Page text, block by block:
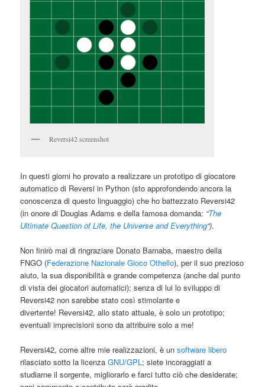
Reversi42 screenshot
In questi giorni ho provato a realizzare un prototipo di giocatore
automatico di Reversi in Python (sto approfondendo ancora la
conoscenza di questo linguaggio) che ho battezzato Reversi42
(in onore di Douglas Adams e della famosa domanda: “The
Ultimate Question of Life, the Universe and Everything“).
Non finirò mai di ringraziare Donato Barnaba, maestro della
FNGO (Federazione Nazionale Gioco Othello), per il suo prezioso
aiuto, la sua disponibilità e grande competenza (anche dal punto
di vista dei giocatori automatici); senza di lui lo sviluppo di
Reversi42 non sarebbe stato così stimolante e
divertente! Reversi42, allo stato attuale, è solo un prototipo;
eventuali imprecisioni sono da attribuire solo a me!
Reversi42, come altre mie realizzazioni, è unsoftware libero
rilasciato sotto la licenzaGNU/GPL; siete incoraggiati a
studiarne il sorgente, migliorarlo e farci tutto ciò che desiderate;